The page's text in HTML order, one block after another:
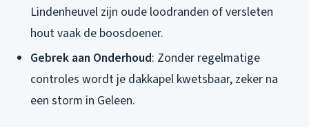
Lindenheuvel zijn oude loodranden of versleten
hout vaak de boosdoener.
Gebrek aan Onderhoud: Zonder regelmatige
controles wordt je dakkapel kwetsbaar, zeker na
een storm in Geleen.